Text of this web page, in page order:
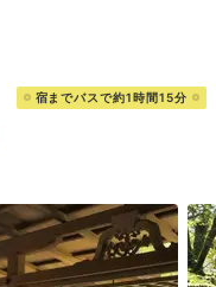
宿までバスで約1時間15分